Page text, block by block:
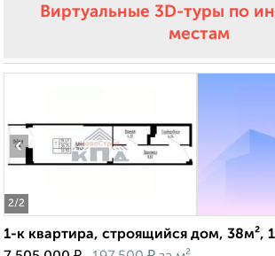
Виртуальные 3D-туры по
местам
2/2
‹
1-к квартира, строящийся дом, 38м²,